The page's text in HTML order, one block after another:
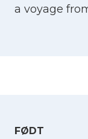
a voyage
FØDT